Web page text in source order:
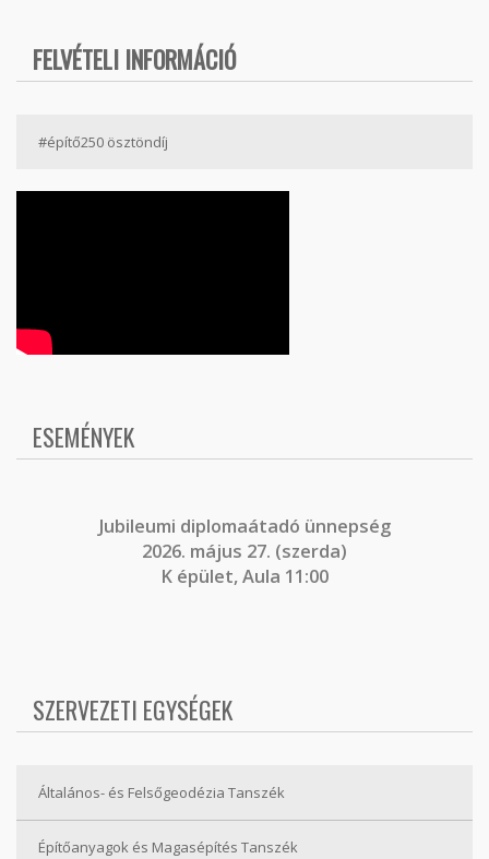
FELVÉTELI INFORMÁCIÓ
#építő250 ösztöndíj
ESEMÉNYEK
Jubileumi diplomaátadó ünnepség
2026. május 27. (szerda)
K épület, Aula 11:00
SZERVEZETI EGYSÉGEK
Általános- és Felsőgeodézia Tanszék
Építőanyagok és Magasépítés Tanszék